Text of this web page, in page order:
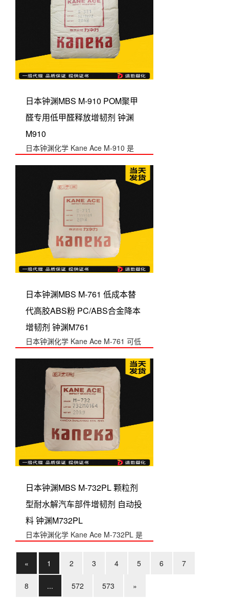
日本钟渊MBS M-910 POM聚甲
醛专用低甲醛释放增韧剂 钟渊
M910
日本钟渊化学 Kane Ace M-910 是
日本钟渊MBS M-761 低成本替
代高胶ABS粉 PC/ABS合金降本
增韧剂 钟渊M761
日本钟渊化学 Kane Ace M-761 可低
日本钟渊MBS M-732PL 颗粒剂
型耐水解汽车部件增韧剂 自动投
料 钟渊M732PL
日本钟渊化学 Kane Ace M-732PL 是
«
1 2 3 4 5 6 7
8 ... 572 573 »